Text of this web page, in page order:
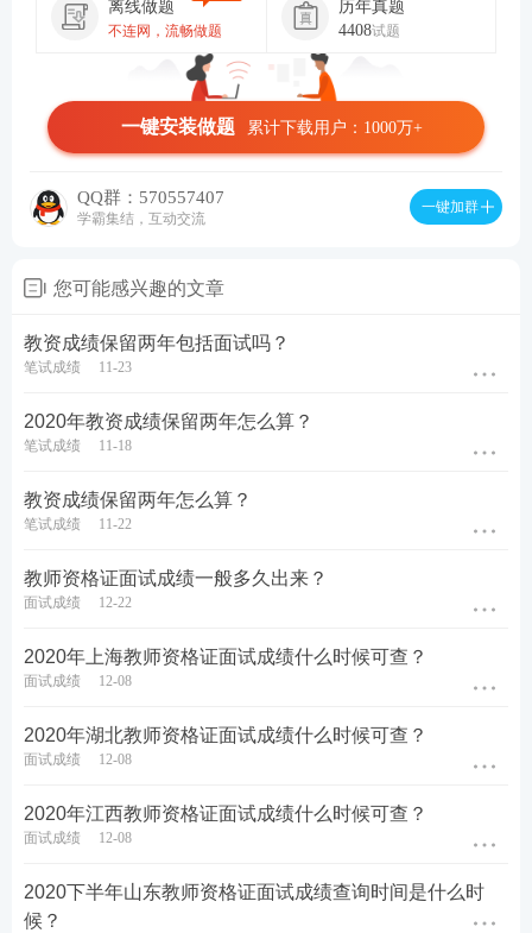
离线做题
不连网，流畅做题
历年真题
4408试题
一键安装做题 累计下载用户：1000万+
QQ群：570557407
学霸集结，互动交流
一键加群
您可能感兴趣的文章
教资成绩保留两年包括面试吗？
笔试成绩 11-23
2020年教资成绩保留两年怎么算？
笔试成绩 11-18
教资成绩保留两年怎么算？
笔试成绩 11-22
教师资格证面试成绩一般多久出来？
面试成绩 12-22
2020年上海教师资格证面试成绩什么时候可查？
面试成绩 12-08
2020年湖北教师资格证面试成绩什么时候可查？
面试成绩 12-08
2020年江西教师资格证面试成绩什么时候可查？
面试成绩 12-08
2020下半年山东教师资格证面试成绩查询时间是什么时
候？